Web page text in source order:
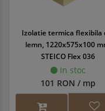
Izolatie termica flexibila
lemn, 1220x575x100
STEICO Flex 036
In stoc
101 RON / mp